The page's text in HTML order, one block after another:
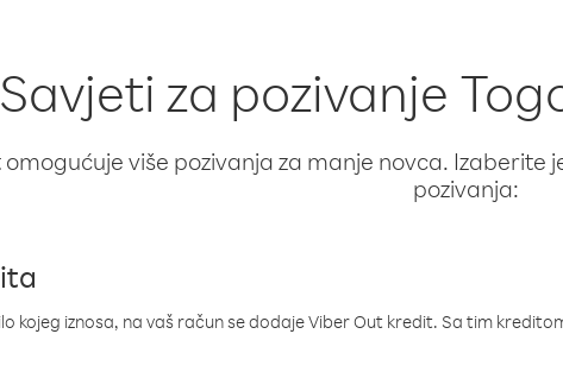
Savjeti za pozivanje
više pozivanja za manje novca. Izaberite
pozivanja:
kojeg iznosa, na vaš račun se dodaje Viber Out kredit. Sa tim